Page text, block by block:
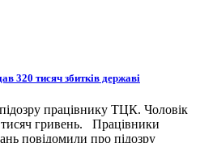
320 тисяч збитків державі
працівнику ТЦК. Чоловік
тисяч гривень. Працівники
повідомили про підозру